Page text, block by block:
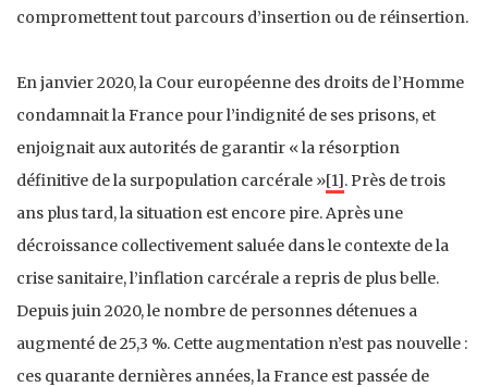
compromettent tout parcours d’insertion ou de réinsertion.
En janvier 2020, la Cour européenne des droits de l’Homme
condamnait la France pour l’indignité de ses prisons, et
enjoignait aux autorités de garantir « la résorption
définitive de la surpopulation carcérale »[1]. Près de trois
ans plus tard, la situation est encore pire. Après une
décroissance collectivement saluée dans le contexte de la
crise sanitaire, l’inflation carcérale a repris de plus belle.
Depuis juin 2020, le nombre de personnes détenues a
augmenté de 25,3 %. Cette augmentation n’est pas nouvelle :
ces quarante dernières années, la France est passée de